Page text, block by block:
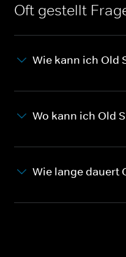
Oft gestellt
Wie kann ich Old
Wo kann ich Old
Wie lange dauert